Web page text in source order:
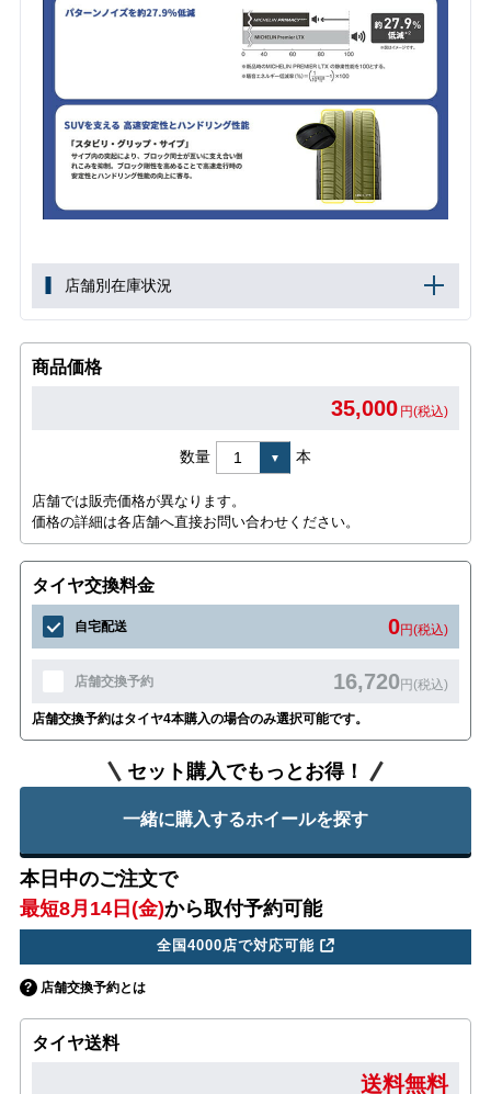
店舗別在庫状況
商品価格
35,000 円(税込)
数量 本
店舗では販売価格が異なります。
価格の詳細は各店舗へ直接お問い合わせください。
タイヤ交換料金
自宅配送 0円(税込)
店舗交換予約 16,720円(税込)
店舗交換予約はタイヤ4本購入の場合のみ選択可能です。
セット購入でもっとお得！
一緒に購入するホイールを探す
本日中のご注文で
最短8月14日(金)から取付予約可能
全国4000店で対応可能
店舗交換予約とは
タイヤ送料
送料無料